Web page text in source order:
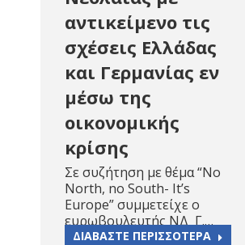
αντικείμενο τις
σχέσεις Ελλάδας
και Γερμανίας εν
μέσω της
οικονομικής
κρίσης
Σε συζήτηση με θέμα “No
North, no South- It’s
Europe” συμμετείχε ο
ευρωβουλευτής ΝΔ Γ.…
ΔΙΑΒΑΣΤΕ ΠΕΡΙΣΣΟΤΕΡΑ